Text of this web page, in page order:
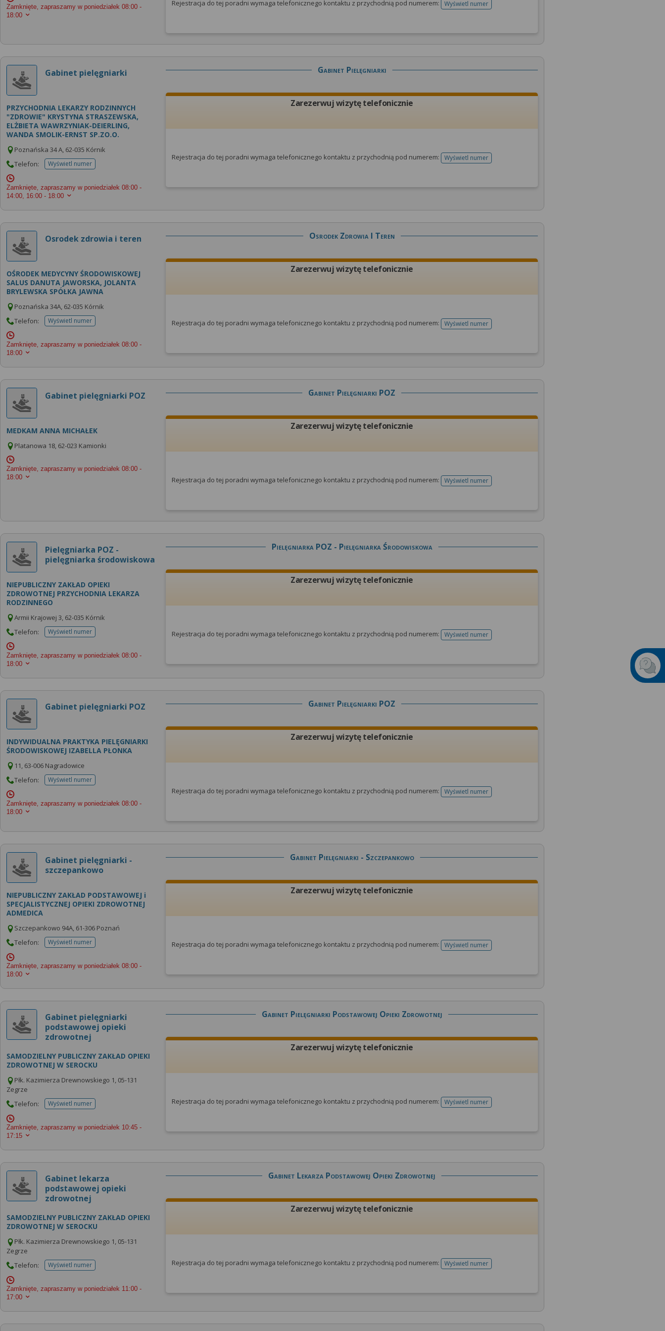
Zamknięte, zapraszamy w poniedziałek 08:00 -
18:00
Rejestracja do tej poradni wymaga telefonicznego kontaktu z przychodnią pod numerem: Wyświetl numertelefonu do rejestracji
Gabinet pielęgniarki
PRZYCHODNIA LEKARZY RODZINNYCH
"ZDROWIE" KRYSTYNA STRASZEWSKA,
ELŻBIETA WAWRZYNIAK-DEIERLING,
WANDA SMOLIK-ERNST SP.ZO.O.
Poznańska 34 A, 62-035 Kórnik
Telefon:
Wyświetl numertelefonu do placowki
Zamknięte, zapraszamy w poniedziałek 08:00 -
14:00, 16:00 - 18:00
Gabinet Pielęgniarki
Zarezerwuj wizytę telefonicznie
Rejestracja do tej poradni wymaga telefonicznego kontaktu z przychodnią pod numerem: Wyświetl numertelefonu do rejestracji
Osrodek zdrowia i teren
OŚRODEK MEDYCYNY ŚRODOWISKOWEJ
SALUS DANUTA JAWORSKA, JOLANTA
BRYLEWSKA SPÓŁKA JAWNA
Poznańska 34A, 62-035 Kórnik
Telefon:
Wyświetl numertelefonu do placowki
Zamknięte, zapraszamy w poniedziałek 08:00 -
18:00
Osrodek Zdrowia I Teren
Zarezerwuj wizytę telefonicznie
Rejestracja do tej poradni wymaga telefonicznego kontaktu z przychodnią pod numerem: Wyświetl numertelefonu do rejestracji
Gabinet pielęgniarki POZ
MEDKAM ANNA MICHAŁEK
Platanowa 18, 62-023 Kamionki
Zamknięte, zapraszamy w poniedziałek 08:00 -
18:00
Gabinet Pielęgniarki POZ
Zarezerwuj wizytę telefonicznie
Rejestracja do tej poradni wymaga telefonicznego kontaktu z przychodnią pod numerem: Wyświetl numertelefonu do rejestracji
Pielęgniarka POZ -
pielęgniarka środowiskowa
NIEPUBLICZNY ZAKŁAD OPIEKI
ZDROWOTNEJ PRZYCHODNIA LEKARZA
RODZINNEGO
Armii Krajowej 3, 62-035 Kórnik
Telefon:
Wyświetl numertelefonu do placowki
Zamknięte, zapraszamy w poniedziałek 08:00 -
18:00
Pielęgniarka POZ - Pielęgniarka Środowiskowa
Zarezerwuj wizytę telefonicznie
Rejestracja do tej poradni wymaga telefonicznego kontaktu z przychodnią pod numerem: Wyświetl numertelefonu do rejestracji
Gabinet pielęgniarki POZ
INDYWIDUALNA PRAKTYKA PIELĘGNIARKI
ŚRODOWISKOWEJ IZABELLA PŁONKA
11, 63-006 Nagradowice
Telefon:
Wyświetl numertelefonu do placowki
Zamknięte, zapraszamy w poniedziałek 08:00 -
18:00
Gabinet Pielęgniarki POZ
Zarezerwuj wizytę telefonicznie
Rejestracja do tej poradni wymaga telefonicznego kontaktu z przychodnią pod numerem: Wyświetl numertelefonu do rejestracji
Gabinet pielęgniarki -
szczepankowo
NIEPUBLICZNY ZAKŁAD PODSTAWOWEJ i
SPECJALISTYCZNEJ OPIEKI ZDROWOTNEJ
ADMEDICA
Szczepankowo 94A, 61-306 Poznań
Telefon:
Wyświetl numertelefonu do placowki
Zamknięte, zapraszamy w poniedziałek 08:00 -
18:00
Gabinet Pielęgniarki - Szczepankowo
Zarezerwuj wizytę telefonicznie
Rejestracja do tej poradni wymaga telefonicznego kontaktu z przychodnią pod numerem: Wyświetl numertelefonu do rejestracji
Gabinet pielęgniarki
podstawowej opieki
zdrowotnej
SAMODZIELNY PUBLICZNY ZAKŁAD OPIEKI
ZDROWOTNEJ W SEROCKU
Płk. Kazimierza Drewnowskiego 1, 05-131
Zegrze
Telefon:
Wyświetl numertelefonu do placowki
Zamknięte, zapraszamy w poniedziałek 10:45 -
17:15
Gabinet Pielęgniarki Podstawowej Opieki Zdrowotnej
Zarezerwuj wizytę telefonicznie
Rejestracja do tej poradni wymaga telefonicznego kontaktu z przychodnią pod numerem: Wyświetl numertelefonu do rejestracji
Gabinet lekarza
podstawowej opieki
zdrowotnej
SAMODZIELNY PUBLICZNY ZAKŁAD OPIEKI
ZDROWOTNEJ W SEROCKU
Płk. Kazimierza Drewnowskiego 1, 05-131
Zegrze
Telefon:
Wyświetl numertelefonu do placowki
Zamknięte, zapraszamy w poniedziałek 11:00 -
17:00
Gabinet Lekarza Podstawowej Opieki Zdrowotnej
Zarezerwuj wizytę telefonicznie
Rejestracja do tej poradni wymaga telefonicznego kontaktu z przychodnią pod numerem: Wyświetl numertelefonu do rejestracji